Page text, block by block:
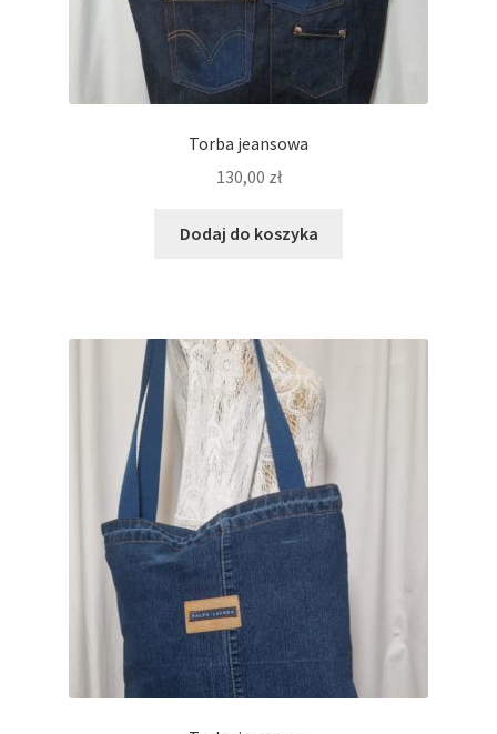
Torba jeansowa
130,00 zł
Dodaj do koszyka